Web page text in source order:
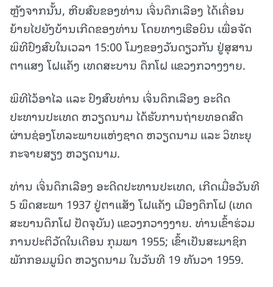
ຫຼັງຈາກນັ້ນ, ຫີບສົບຂອງທ່ານ ເຈິ່ນດຶກເລືອງ ໄດ້ເຄື່ອນ
ຍ້າຍໄປຍັງບ້ານເກີດຂອງທ່ານ ໂດຍທາງເຮືອບິນ ເພື່ອຈັດ
ພິທີປົງສົບໃນເວລາ 15:00 ໂມງຂອງວັນດຽວກັນ ຢູ່ສຸສານ
ຕາແສງ ໂຝແຄັງ ເທດສະບານ ດຶກໂຝ ແຂວງກວາງງາຍ.
ພິທີໄວ້ອາໄລ ແລະ ປົງສົບທ່ານ ເຈິ່ນດຶກເລືອງ ອະດີດ
ປະທານປະເທດ ຫວຽດນາມ ໄດ້ຮັບການຖ່າຍທອດສົດ
ຜ່ານຊ່ອງໂທລະພາບແຫ່ງຊາດ ຫວຽດນາມ ແລະ ວິທະຍຸ
ກະຈາຍສຽງ ຫວຽດນາມ.
ທ່ານ ເຈິ່ນດຶກເລືອງ ອະດີດປະທານປະເທດ, ເກີດເມື່ອວັນທີ
5 ພຶດສະພາ 1937 ຢູ່ຕາແສັງ ໂຝແຄັງ ເມືອງດຶກໂຝ (ເທດ
ສະບານດຶກໂຝ ປັດຈຸບັນ) ແຂວງກວາງງາຍ. ທ່ານເຂົ້າຮ່ວມ
ການປະຕິວັດໃນເດືອນ ກຸມພາ 1955; ເຂົ້າເປັນສະມາຊິກ
ພັກກອມມູນິດ ຫວຽດນາມ ໃນວັນທີ 19 ທັນວາ 1959.